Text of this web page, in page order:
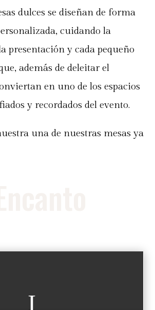
dulces se diseñan de forma
cuidando la
presentación y cada pequeño
además de deleitar el
en uno de los espacios
y recordados del evento.
una de nuestras mesas ya